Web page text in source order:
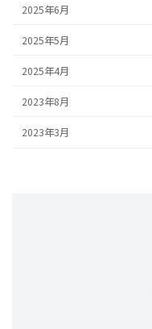
2025年6月
2025年5月
2025年4月
2023年8月
2023年3月